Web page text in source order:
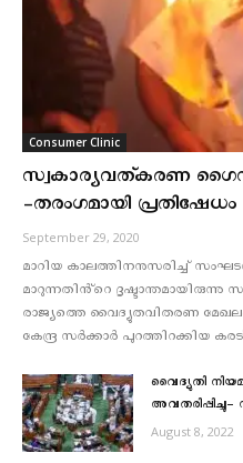
Consumer Clinic
സ്വകാര്യവത്കരണ
-തരംഗമായി പ്രതിഷേധം
September 29, 2020
മാറിയ കാലത്തിനനുസരിച്ച്
മാറുന്നതിൻ്റെ ദൃഷ്ടാന്തമായിരുന്നു
രാജ്യത്തെ വൈദ്യുതവിതരണ
കേന്ദ്ര സർക്കാർ പുറത്തിറക്കിയ
വൈദ്യുതി
August 8, 2022